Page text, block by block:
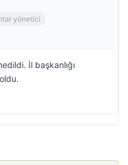
yönetici
İl başkanlığı